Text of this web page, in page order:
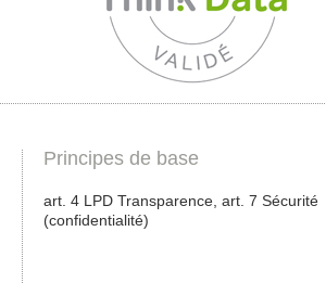
Principes de base
art. 4 LPD Transparence, art. 7 Sécurité
(confidentialité)